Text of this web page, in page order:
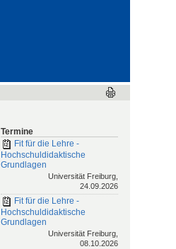
Termine
Fit für die Lehre -
Hochschuldidaktische
Grundlagen
Universität Freiburg,
24.09.2026
Fit für die Lehre -
Hochschuldidaktische
Grundlagen
Universität Freiburg,
08.10.2026